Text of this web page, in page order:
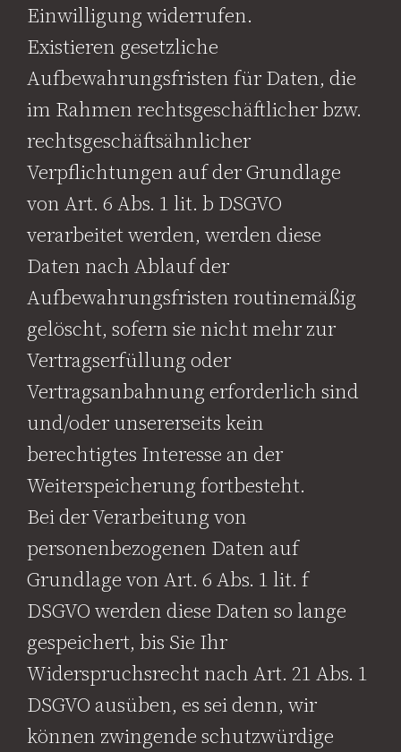
Einwilligung widerrufen.
Existieren gesetzliche
Aufbewahrungsfristen für Daten, die
im Rahmen rechtsgeschäftlicher bzw.
rechtsgeschäftsähnlicher
Verpflichtungen auf der Grundlage
von Art. 6 Abs. 1 lit. b DSGVO
verarbeitet werden, werden diese
Daten nach Ablauf der
Aufbewahrungsfristen routinemäßig
gelöscht, sofern sie nicht mehr zur
Vertragserfüllung oder
Vertragsanbahnung erforderlich sind
und/oder unsererseits kein
berechtigtes Interesse an der
Weiterspeicherung fortbesteht.
Bei der Verarbeitung von
personenbezogenen Daten auf
Grundlage von Art. 6 Abs. 1 lit. f
DSGVO werden diese Daten so lange
gespeichert, bis Sie Ihr
Widerspruchsrecht nach Art. 21 Abs. 1
DSGVO ausüben, es sei denn, wir
können zwingende schutzwürdige